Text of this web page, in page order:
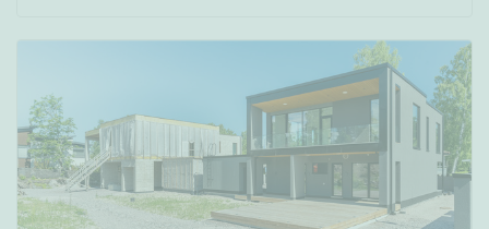
Kunto
Tyydyttävä
Välttävä
Ominaisuudet